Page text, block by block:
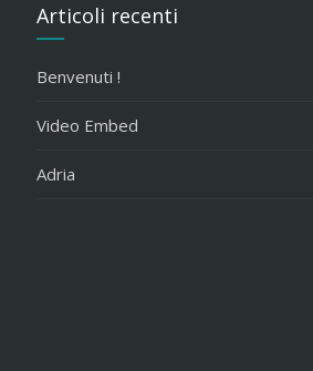
Articoli recenti
Benvenuti !
Video Embed
Adria